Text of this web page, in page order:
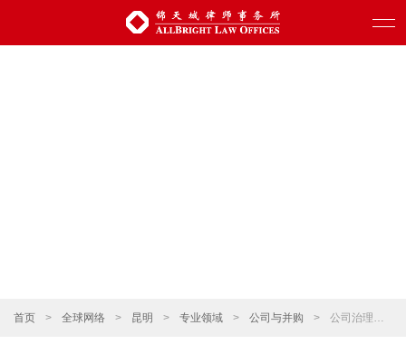
首页 > 全球网络 > 昆明 > 专业领域 > 公司与并购 > 公司治理、公司合规